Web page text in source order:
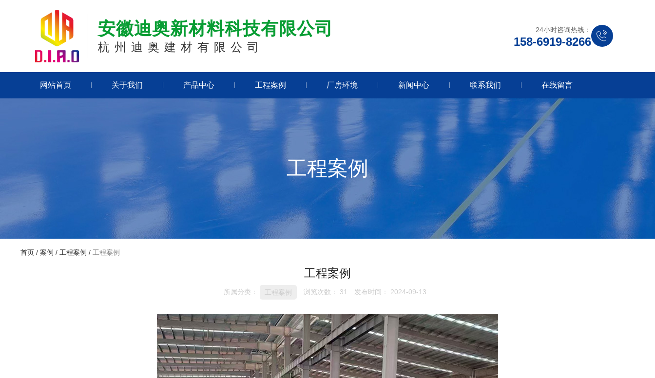
安徽迪奥新材料科技有限公司
杭州迪奥建材有限公司
24小时咨询热线：
158-6919-8266
网站首页 关于我们 产品中心 工程案例 厂房环境 新闻中心 联系我们 在线留言
工程案例
首页 / 案例 / 工程案例 / 工程案例
工程案例
所属分类： 工程案例 浏览次数： 31 发布时间： 2024-09-13